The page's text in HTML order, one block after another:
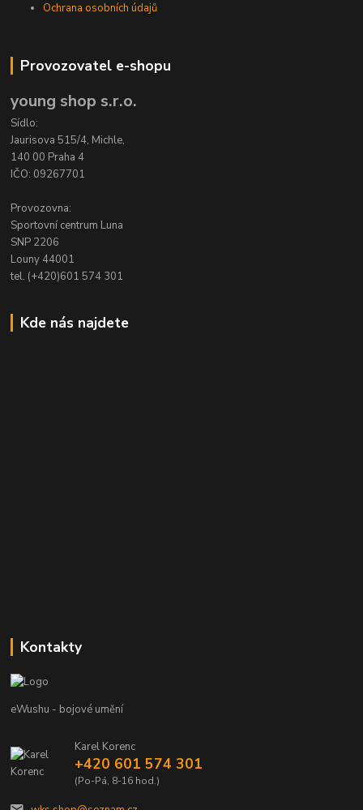
Ochrana osobních údajů
Provozovatel e-shopu
young shop s.r.o.
Sídlo:
Jaurisova 515/4, Michle,
140 00 Praha 4
IČO: 09267701
Provozovna:
Sportovní centrum Luna
SNP 2206
Louny 44001
tel. (+420)601 574 301
Kde nás najdete
Kontakty
eWushu - bojové umění
Karel Korenc
+420 601 574 301
(Po-Pá, 8-16 hod.)